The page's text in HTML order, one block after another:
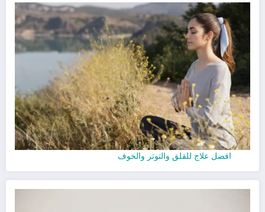
افضل علاج للقلق والتوتر والخوف